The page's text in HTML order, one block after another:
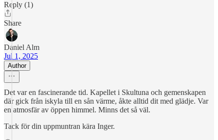
Reply (1)
Share
Daniel Alm
Jul 1, 2025
Author
Det var en fascinerande tid. Kapellet i Skultuna och gemenskapen
där gick från iskyla till en sån värme, åkte alltid dit med glädje. Var
en atmosfär av öppen himmel. Minns det så väl.
Tack för din uppmuntran kära Inger.